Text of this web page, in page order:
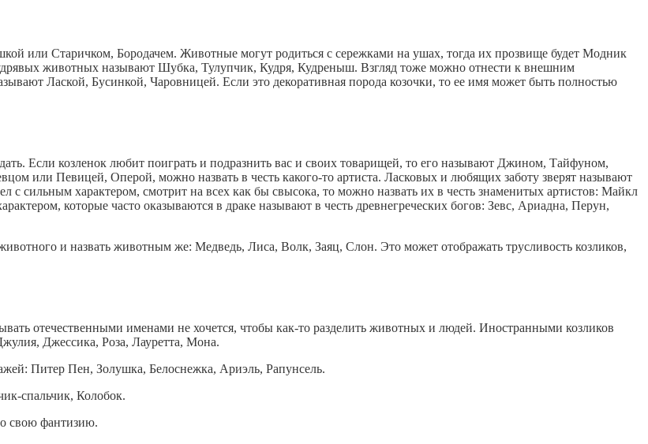
или Старичком, Бородачем. Животные могут родиться с сережками на ушах, тогда их прозвище будет Модник
животных называют Шубка, Тулупчик, Кудря, Кудреныш. Взгляд тоже можно отнести к внешним
Лаской, Бусинкой, Чаровницей. Если это декоративная порода козочки, то ее имя может быть полностью
Если козленок любит поиграть и подразнить вас и своих товарищей, то его называют Джином, Тайфуном,
или Певицей, Оперой, можно назвать в честь какого-то артиста. Ласковых и любящих заботу зверят называют
сильным характером, смотрит на всех как бы свысока, то можно назвать их в честь знаменитых артистов: Майкл
которые часто оказываются в драке называют в честь древнегреческих богов: Зевс, Ариадна, Перун,
и назвать животным же: Медведь, Лиса, Волк, Заяц, Слон. Это может отображать трусливость козликов,
отечественными именами не хочется, чтобы как-то разделить животных и людей. Иностранными козликов
Джессика, Роза, Лауретта, Мона.
Питер Пен, Золушка, Белоснежка, Ариэль, Рапунсель.
спальчик, Колобок.
свою фантизию.